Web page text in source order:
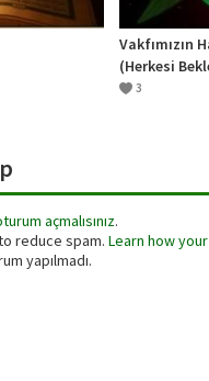
Vakfımızın
(Herkesi
3
açmalısınız.
reduce spam. Learn how
yapılmadı.